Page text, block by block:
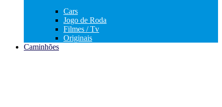
Cars
Jogo de Roda
Filmes / Tv
Originais
Caminhões